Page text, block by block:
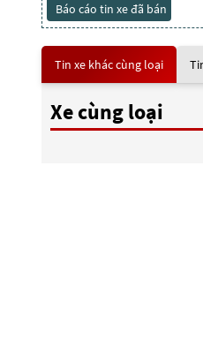
Báo cáo tin xe đã bán
Tin xe khác cùng loại
Xe cùng loại